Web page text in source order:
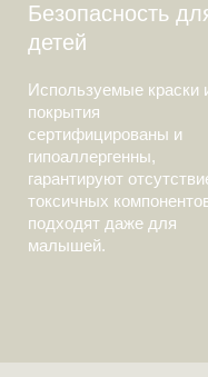
Безопасность
детей
Используемые краски
покрытия
сертифицированы и
гипоаллергенны,
гарантируют
токсичных
подходят даже для
малышей.